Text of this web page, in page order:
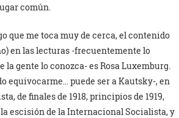
común.
que me toca muy de cerca, el contenido
en las lecturas -frecuentemente lo
gente lo conozca- es Rosa Luxemburg.
equivocarme… puede ser a Kautsky-, en
de finales de 1918, principios de 1919,
escisión de la Internacional Socialista, y